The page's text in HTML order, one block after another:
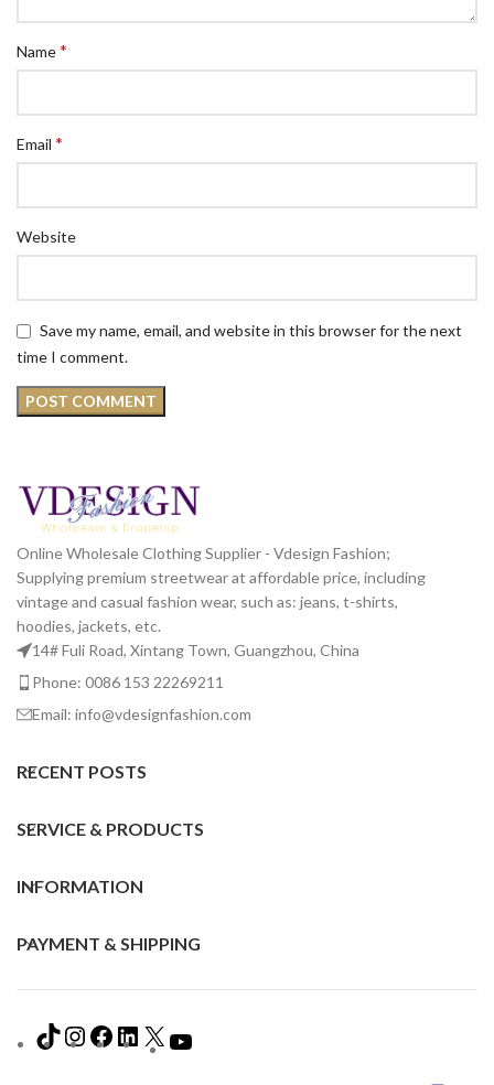
Name*
Email *
Website
Save my name, email, and website in this browser for the next
time I comment.
Online Wholesale Clothing Supplier - Vdesign Fashion;
Supplying premium streetwear at affordable price, including
vintage and casual fashion wear, such as: jeans, t-shirts,
hoodies, jackets, etc.
14# Fuli Road, Xintang Town, Guangzhou, China
Phone: 0086 153 22269211
Email: info@vdesignfashion.com
RECENT POSTS
SERVICE & PRODUCTS
INFORMATION
PAYMENT & SHIPPING